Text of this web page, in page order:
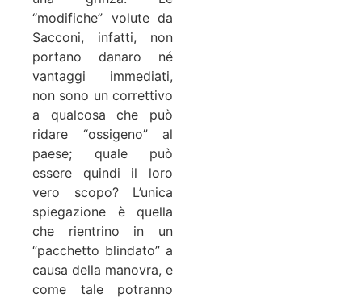
“modifiche” volute da
Sacconi, infatti, non
portano danaro né
vantaggi immediati,
non sono un correttivo
a qualcosa che può
ridare “ossigeno” al
paese; quale può
essere quindi il loro
vero scopo? L’unica
spiegazione è quella
che rientrino in un
“pacchetto blindato” a
causa della manovra, e
come tale potranno